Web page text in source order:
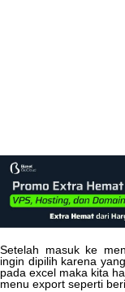
Setelah masuk ke
ingin dipilih karena yang
pada excel maka kita
menu export seperti